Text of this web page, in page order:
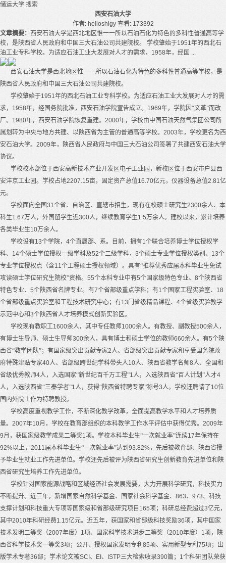
储运大学 搜索
西安石油大学
作者: helloshigy 查看: 173392
文章摘要： 西安石油大学是西北地区惟一一所以石油石化为特色的多科性普通高等学
校，是陕西省人民政府和中国三大石油公司共建院校。 学校肇始于1951年的西北石
油工业专科学校。为适应石油工业大发展对人才的需求，1958年，经国 ...
西安石油大学是西北地区惟一一所以石油石化为特色的多科性普通高等学校，是
陕西省人民政府和中国三大石油公司共建院校。
学校肇始于1951年的西北石油工业专科学校。为适应石油工业大发展对人才的需
求， 1958年，经国务院批准，西安石油学院宣告成立。 1969年，学院因“文革”而改
厂。 1980年，西安石油学院恢复重建。 2000年，学校由中国石油天然气集团公司所
属划转为中央与地方共建、以陕西省为主管的普通高等学校。 2003年，学校更名为西
安石油大学。 2009年，陕西省人民政府与中国三大石油公司签署了共建西安石油大学
协议。
学校校本部位于西安高新技术产业开发区电子工业园，新校区位于西安市户县西
安沣京工业园。学校占地2207.15亩，固定资产总值16.70亿元，仪器设备总值2.81亿
元。
学校面向全国31个省、自治区、直辖市招生，现有在校硕士研究生2300余人、本
科生1.67万人，外国留学生近300人，继续教育学生1.5万余人。建校以来，累计培养
各类毕业生10万余人。
学校设有13个学院， 4个直属部、系。目前，拥有1个联合培养博士学位授权学
科、 14个硕士学位授权一级学科及52个二级学科， 3个硕士专业学位授权类别、 13个
专业学位授权点（含11个工程硕士授权领域）。具有“推荐优秀应届本科毕业生免试
攻读硕士学位研究生院校”资格。 55个本科专业中有5个国家级特色专业、 8个陕西省
特色专业、 5个陕西省名牌专业。有7个省部级重点学科；有1个国家工程实验室、 18
个省部级重点实验室和工程技术研究中心；有13门省级精品课程、 4个省级实验教学
示范中心和3个陕西省人才培养模式创新实验区。
学校现有教职工1600余人，其中专任教师1000余人。有教授、副教授500余人，
有博士生导师、 硕士生导师300余人，具有博士和硕士学位的教师660余人。有5个陕
西省“教学团队”；有国家级突出贡献专家2人、省部级突出贡献专家和享受国务院政
府特殊津贴专家40人、省部级跨世纪学科带头人10人、陕西省教学名师8人、全国和
省级优秀教师4人，入选国家“新世纪百千万工程”1人，入选陕西省“百人计划”人才4
人，入选陕西省“三秦学者”1人，获得“陕西省特聘专家”称号3人。学校还聘请了 10位
国内外院士作为特聘教授。
学校高度重视教学工作，不断深化教学改革，全面提高教学水平和人才培养质
量。 2007年10月，学校在教育部组织的本科教学工作水平评估中获得优秀。 2009年
9月，获国家级教学成果二等奖1项。学校本科毕业生“一次就业率”连续17年保持在
92%以上， 2011届本科毕业生“一次就业率”达到 93.82%，先后被教育部、陕西省授
予毕业生就业工作先进单位。学校还先后被评为陕西省研究生创新教育先进单位和陕
西省研究生培养工作先进单位。
学校针对国家能源战略和区域经济社会发展需要，大力开展科学研究，科技实力
不断提升。近三年，新增国家自然科学基金、国家社会科学基金、 863、 973、科技
支撑计划和科技重大专项等国家级和省部级研究项目 165项；科研总经费超过3亿元，
其中2010年科研经费1.15亿元。近五年，获国家和省部级科技奖励36项，其中国家
技术发明二等奖（2007年度） 1项、国家科学技术进步二等奖（2010年度） 1项，陕
西省科学技术奖一等奖3项；公开、授权国家发明专利 85项、实用新型专利 75项；出
版学术专著36部；学术论文被SCI 、 EI 、 ISTP三大检索收录390篇； 1个科研团队荣获